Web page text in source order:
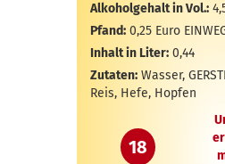
Alkoholgehalt in Vol.:
Pfand: 0,25 Euro
Inhalt in Liter: 0,44
Zutaten: Wasser,
Reis, Hefe, Hopfen
18